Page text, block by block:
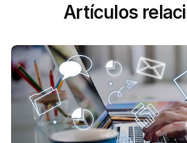
Artículos